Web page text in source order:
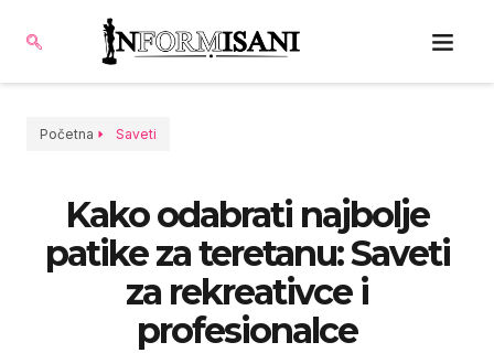
Početna Saveti
Kako odabrati najbolje
patike za teretanu: Saveti
za rekreativce i
profesionalce